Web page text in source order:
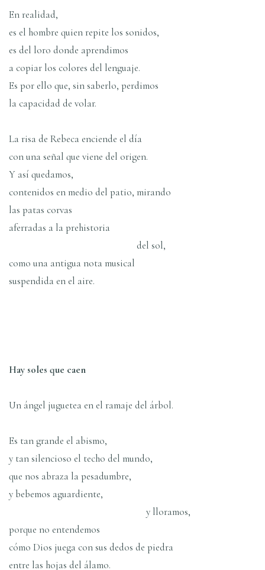
En realidad,
es el hombre quien repite los sonidos,
es del loro donde aprendimos
a copiar los colores del lenguaje.
Es por ello que, sin saberlo, perdimos
la capacidad de volar.
La risa de Rebeca enciende el día
con una señal que viene del origen.
Y así quedamos,
contenidos en medio del patio, mirando
las patas corvas
aferradas a la prehistoria
del sol,
como una antigua nota musical
suspendida en el aire.
Hay soles que caen
Un ángel juguetea en el ramaje del árbol.
Es tan grande el abismo,
y tan silencioso el techo del mundo,
que nos abraza la pesadumbre,
y bebemos aguardiente,
y lloramos,
porque no entendemos
cómo Dios juega con sus dedos de piedra
entre las hojas del álamo.